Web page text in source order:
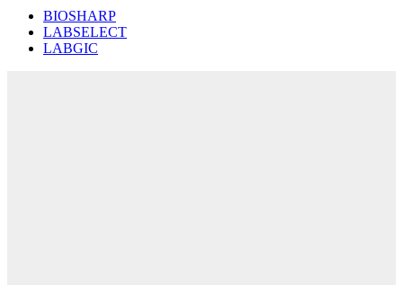
BIOSHARP
LABSELECT
LABGIC